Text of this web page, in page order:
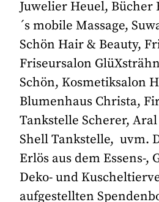
Juwelier Heuel, Bücher
´s mobile Massage,
Schön Hair & Beauty,
Friseursalon
Schön, Kosmetiksalon
Blumenhaus Christa,
Tankstelle Scherer,
Shell Tankstelle, uvm.
Erlös aus dem Essens-,
Deko- und
aufgestellten